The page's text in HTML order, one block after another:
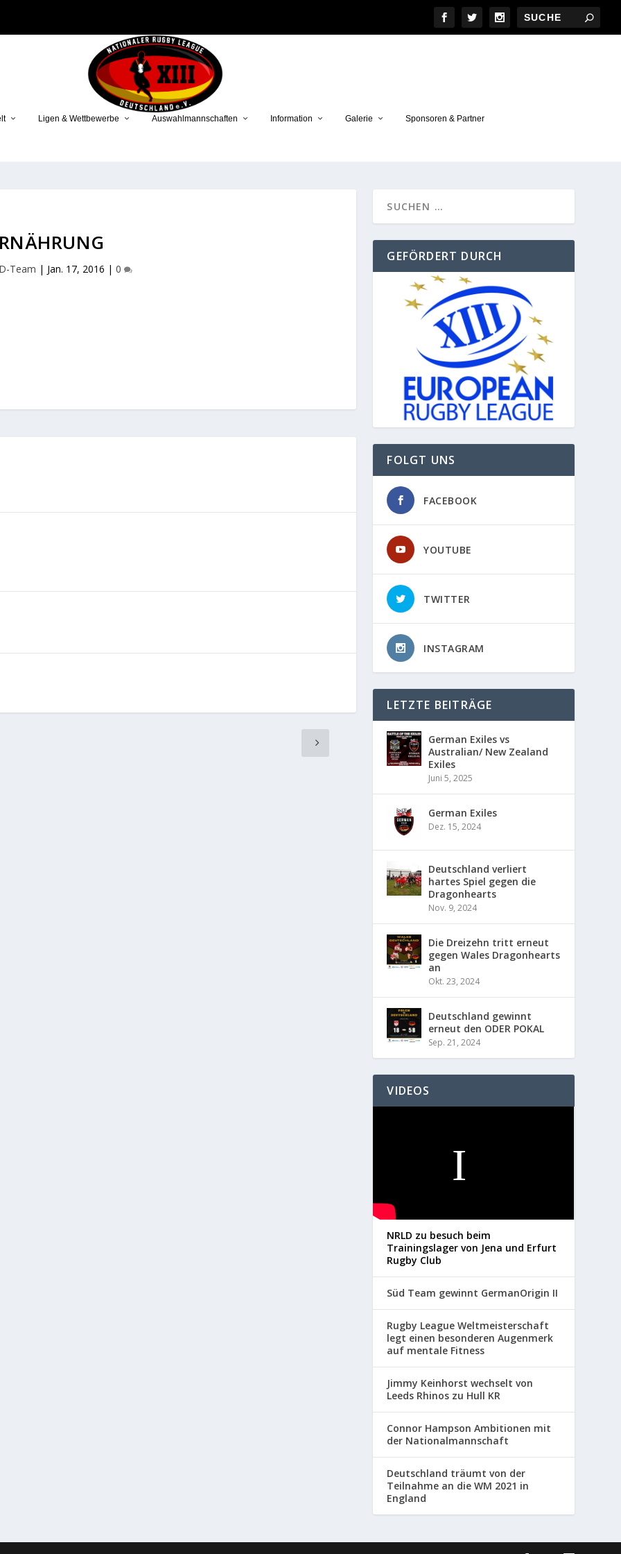
Ligen & Wettbewerbe Auswahlmannschaften Information Galerie Sponsoren & Partner
Team | Jan. 17, 2016 |0
GEFÖRDERT DURCH
FOLGT UNS
FACEBOOK
YOUTUBE
TWITTER
INSTAGRAM
LETZTE BEITRÄGE
German Exiles vs
Australian/ New Zealand
Exiles
Juni 5, 2025
German Exiles
Dez. 15, 2024
Deutschland verliert
hartes Spiel gegen die
Dragonhearts
Nov. 9, 2024
Die Dreizehn tritt erneut
gegen Wales Dragonhearts
an
Okt. 23, 2024
Deutschland gewinnt
erneut den ODER POKAL
Sep. 21, 2024
VIDEOS
NRLD zu besuch beim
Trainingslager von Jena und Erfurt
Rugby Club
Süd Team gewinnt GermanOrigin II
Rugby League Weltmeisterschaft
legt einen besonderen Augenmerk
auf mentale Fitness
Jimmy Keinhorst wechselt von
Leeds Rhinos zu Hull KR
Connor Hampson Ambitionen mit
der Nationalmannschaft
Deutschland träumt von der
Teilnahme an die WM 2021 in
England